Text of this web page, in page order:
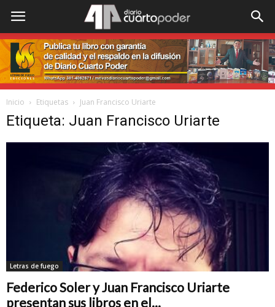
Inicio Etiquetas Juan Francisco Uriarte
Etiqueta: Juan Francisco Uriarte
Letras de fuego
Federico Soler y Juan Francisco Uriarte
presentan sus libros en el...